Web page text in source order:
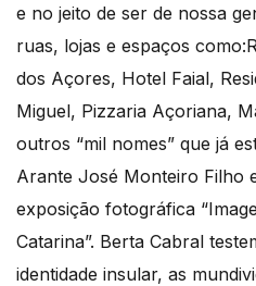
e no jeito de ser de nossa
ruas, lojas e espaços
dos Açores, Hotel Faial,
Miguel, Pizzaria Açoriana,
outros “mil nomes” que já
Arante José Monteiro Filho
exposição fotográfica
Catarina”. Berta Cabral
identidade insular, as